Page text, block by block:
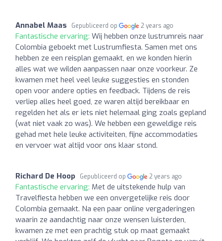
Annabel Maas Gepubliceerd op 2 years ago
Fantastische ervaring: Wij hebben onze lustrumreis naar
Colombia geboekt met Lustrumfiesta. Samen met ons
hebben ze een reisplan gemaakt, en we konden hierin
alles wat we wilden aanpassen naar onze voorkeur. Ze
kwamen met heel veel leuke suggesties en stonden
open voor andere opties en feedback. Tijdens de reis
verliep alles heel goed, ze waren altijd bereikbaar en
regelden het als er iets niet helemaal ging zoals gepland
(wat niet vaak zo was). We hebben een geweldige reis
gehad met hele leuke activiteiten, fijne accommodaties
en vervoer wat altijd voor ons klaar stond.
Richard De Hoop Gepubliceerd op 2 years ago
Fantastische ervaring: Met de uitstekende hulp van
Travelfiesta hebben we een onvergetelijke reis door
Colombia gemaakt. Na een paar online vergaderingen
waarin ze aandachtig naar onze wensen luisterden,
kwamen ze met een prachtig stuk op maat gemaakt